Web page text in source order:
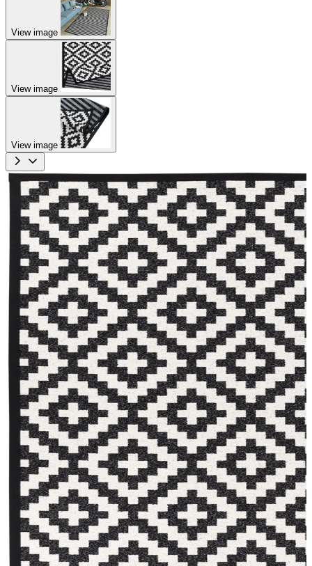
View image
View image
View image